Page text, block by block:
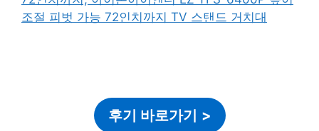
후기 바로가기 >